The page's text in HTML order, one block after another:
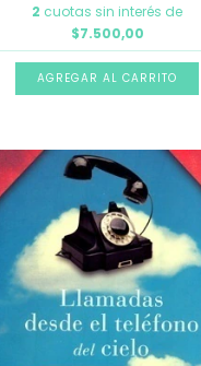
2 cuotas sin interés de
$7.500,00